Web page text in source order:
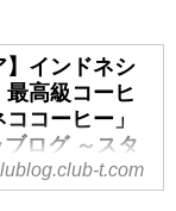
】インドネシ
高級コーヒ
コーヒー」
ログ ～スタ
クラブツーリ
t.com